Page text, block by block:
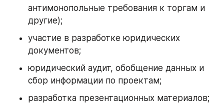
антимонопольные требования к торгам и
другие);
участие в разработке юридических
документов;
юридический аудит, обобщение данных и
сбор информации по проектам;
разработка презентационных материалов;